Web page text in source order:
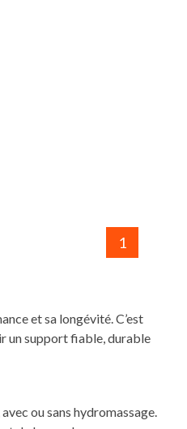
1
et sa longévité. C’est
un support fiable, durable
ou sans hydromassage.